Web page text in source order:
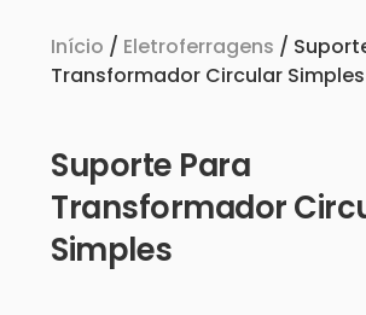
Início / Eletroferragens /
Transformador Circular Simples
Suporte Para
Transformador
Simples